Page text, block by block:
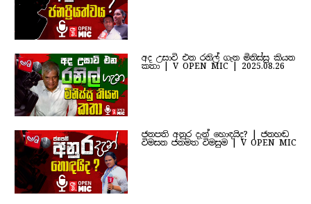
අද උසාවි එන රනිල් ගැන මිනිස්සු කියන
කතා | V OPEN MIC | 2025.08.26
ජනපති අනුර දැන් හොඳයිද? | ජනහඬ
විමසන ජනමත විමසුම | V OPEN MIC